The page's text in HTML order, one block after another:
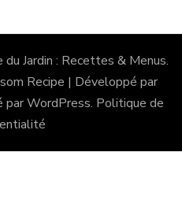
du Jardin : Recettes & Menus.
Recipe | Développé par
parWordPress. Politique de